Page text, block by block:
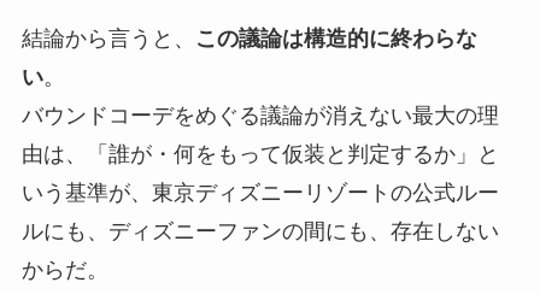
結論から言うと、
この議論は構造的に終わらな
い。
バウンドコーデをめぐる議論が消えない最大の理
由は、「誰が・何をもって仮装と判定するか」と
いう基準が、東京ディズニーリゾートの公式ルー
ルにも、ディズニーファンの間にも、存在しない
からだ。